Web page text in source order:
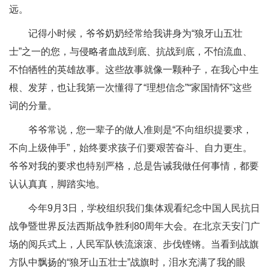
远。
记得小时候，爷爷奶奶经常给我讲身为“狼牙山五壮
士”之一的您，与侵略者血战到底、抗战到底，不怕流血、
不怕牺牲的英雄故事。这些故事就像一颗种子，在我心中生
根、发芽，也让我第一次懂得了“理想信念”“家国情怀”这些
词的分量。
爷爷常说，您一辈子的做人准则是“不向组织提要求，
不向上级伸手”，始终要求孩子们要艰苦奋斗、自力更生。
爷爷对我的要求也特别严格，总是告诫我做任何事情，都要
认认真真，脚踏实地。
今年9月3日，学校组织我们集体观看纪念中国人民抗日
战争暨世界反法西斯战争胜利80周年大会。在北京天安门广
场的阅兵式上，人民军队铁流滚滚、步伐铿锵。当看到战旗
方队中飘扬的“狼牙山五壮士”战旗时，泪水充满了我的眼